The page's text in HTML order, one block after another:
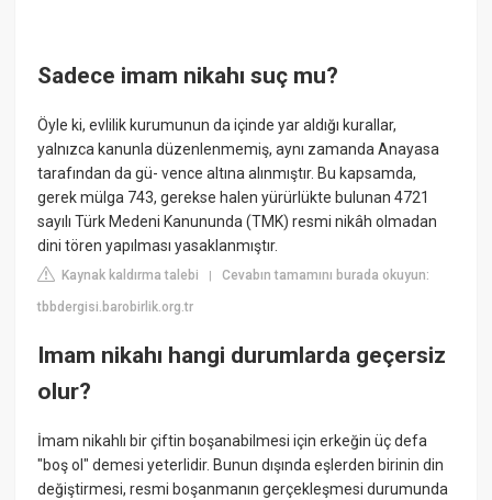
Sadece imam nikahı suç mu?
Öyle ki, evlilik kurumunun da içinde yar aldığı kurallar,
yalnızca kanunla düzenlenmemiş, aynı zamanda Anayasa
tarafından da gü- vence altına alınmıştır. Bu kapsamda,
gerek mülga 743, gerekse halen yürürlükte bulunan 4721
sayılı Türk Medeni Kanununda (TMK) resmi nikâh olmadan
dini tören yapılması yasaklanmıştır.
Kaynak kaldırma talebi |Cevabın tamamını burada okuyun:
tbbdergisi.barobirlik.org.tr
Imam nikahı hangi durumlarda geçersiz
olur?
İmam nikahlı bir çiftin boşanabilmesi için erkeğin üç defa
"boş ol" demesi yeterlidir. Bunun dışında eşlerden birinin din
değiştirmesi, resmi boşanmanın gerçekleşmesi durumunda